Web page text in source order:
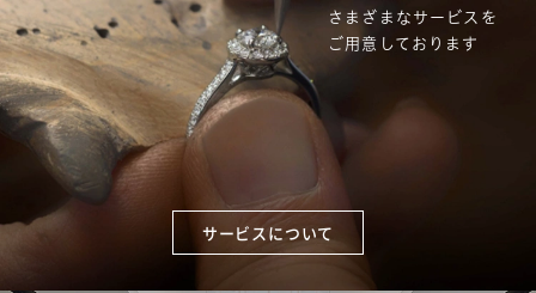
さまざまなサービスを
ご用意しております
サービスについて